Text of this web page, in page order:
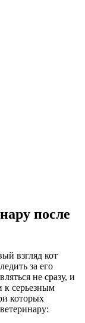
после
взгляд кот
за его
не сразу, и
к серьезным
которых